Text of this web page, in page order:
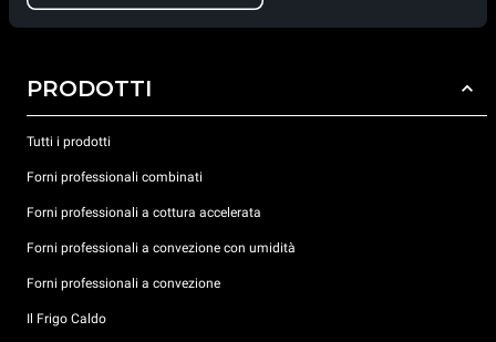
PRODOTTI
Tutti i prodotti
Forni professionali combinati
Forni professionali a cottura accelerata
Forni professionali a convezione con umidità
Forni professionali a convezione
Il Frigo Caldo